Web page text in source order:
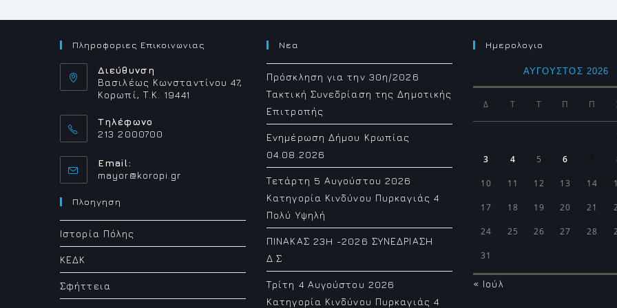
Πληροφοριες Επικοινωνιας
Διεύθυνση
Βασιλέως Κωνσταντίνου 47,
Κορωπί, Τ.Κ. 19441
Τηλέφωνο
213 2000700
Email:
mayor@koropi.gr
Πλοηγηση
Ιστορία Πόλης
ΚΕΔΚ
Σφήττεια
Νεα
Πρόσκληση για την 30η/2026
Τακτική Συνεδρίαση της Δημοτικής
Επιτροπής
Ενημέρωση Δήμου Κρωπίας
04.08.2026
Τετάρτη 5 Αυγούστου 2026
Κατηγορία Κινδύνου Πυρκαγιάς 4
Πολύ Υψηλή
ΠΙΝΑΚΑΣ 23H -2026 ΣΥΝΕΔΡΙΑΣΗ
Δ.Σ
Τρίτη 4 Αυγούστου 2026
Κατηγορία Κινδύνου Πυρκαγιάς 4
Ημερολογιο
ΑΎΓΟΥΣΤΟΣ 2026
Δ Τ Τ Π Π
3 4 5 6
10 11 12 13 14
17 18 19 20 21
24 25 26 27 28
31
« Ιούλ